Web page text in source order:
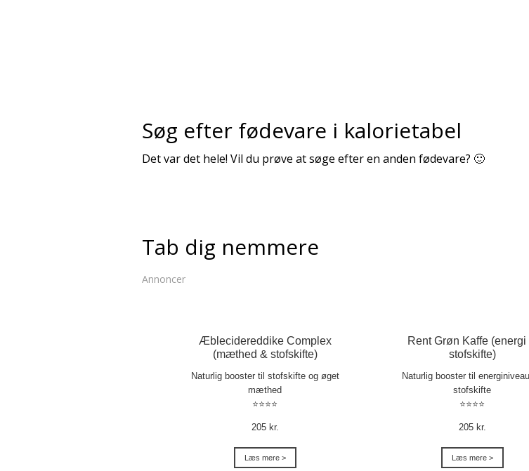
Søg efter fødevare i kalorietabel
Det var det hele! Vil du prøve at søge efter en anden fødevare? 🙂
Tab dig nemmere
Annoncer
Æblecidereddike Complex
(mæthed & stofskifte)
Naturlig booster til stofskifte og øget
mæthed
⭐⭐⭐⭐
205 kr.
Læs mere >
Rent Grøn Kaffe (energi
stofskifte)
Naturlig booster til
stofskifte
⭐⭐⭐⭐
205 kr.
Læs mere >